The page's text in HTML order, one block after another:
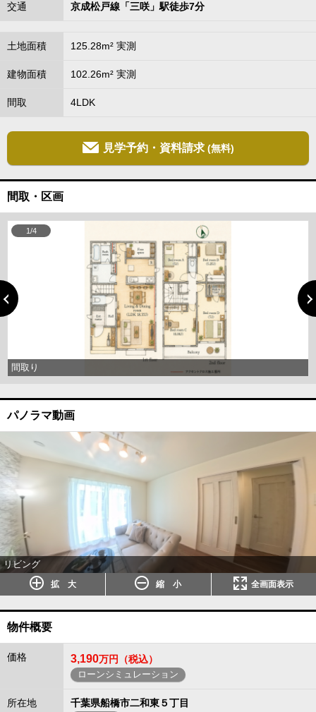
交通 京成松戸線「三咲」駅徒歩7分
土地面積 125.28m² 実測
建物面積 102.26m² 実測
間取 4LDK
見学予約・資料請求 (無料)
間取・区画
間取り
1/4
パノラマ動画
リビング
拡 大 縮 小 全画面表示
物件概要
価格 3,190万円（税込）
ローンシミュレーション
所在地 千葉県船橋市二和東５丁目